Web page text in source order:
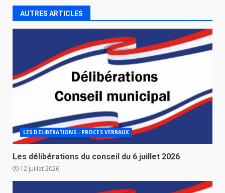
AUTRES ARTICLES
LES DELIBERATIONS - PROCES VERBAUX
Les délibérations du conseil du 6 juillet 2026
12 juillet 2026